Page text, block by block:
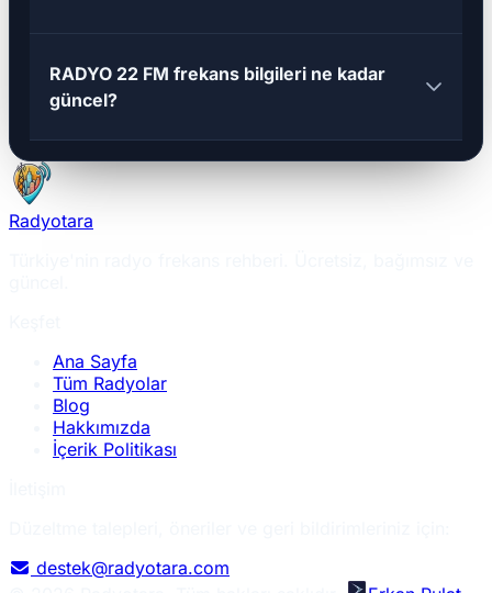
RADYO 22 FM frekans bilgileri ne kadar
güncel?
Radyotara
Ana Sayfa
Tüm Radyolar
Blog
Hakkımızda
İçerik Politikası
destek@radyotara.com